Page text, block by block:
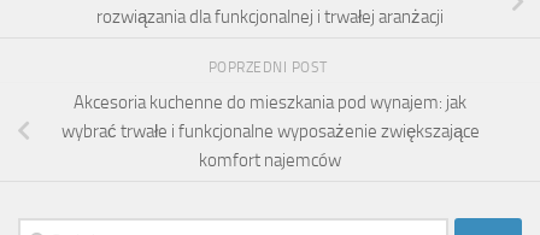
rozwiązania dla funkcjonalnej i trwałej aranżacji
POPRZEDNI POST
Akcesoria kuchenne do mieszkania pod wynajem: jak
wybrać trwałe i funkcjonalne wyposażenie zwiększające
komfort najemców